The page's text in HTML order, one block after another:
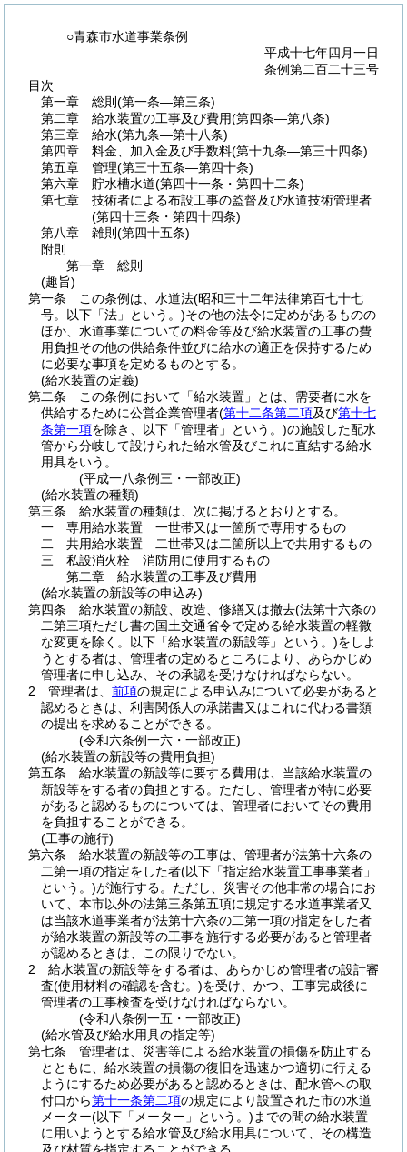
○青森市水道事業条例
平成十七年四月一日
条例第二百二十三号
目次
第一章
総則 (第一条―第三条)
第二章
給水装置の工事及び費用(第四条―第八条)
第三章
給水(第九条―第十八条)
第四章
料金、加入金及び手数料(第十九条―第三十四条)
第五章
管理(第三十五条―第四十条)
第六章
貯水槽水道(第四十一条・第四十二条)
第七章
技術者による布設工事の監督及び水道技術管理者
(第四十三条・第四十四条)
第八章
雑則 (第四十五条)
附則
第一章
総則
(趣旨)
第一条
この条例は、水道法(昭和三十二年法律第百七十七
号。以下「法」という。)その他の法令に定めがあるものの
ほか、水道事業についての料金等及び給水装置の工事の費
用負担その他の供給条件並びに給水の適正を保持するため
に必要な事項を定めるものとする。
(給水装置の定義)
第二条
この条例において「給水装置」とは、需要者に水を
供給するために公営企業管理者(第十二条第二項及び第十七
条第一項を除き、以下「管理者」という。)の施設した配水
管から分岐して設けられた給水管及びこれに直結する給水
用具をいう。
(平成一八条例三・一部改正)
(給水装置の種類)
第三条
給水装置の種類は、次に掲げるとおりとする。
一
専用給水装置 一世帯又は一箇所で専用するもの
二
共用給水装置 二世帯又は二箇所以上で共用するもの
三
私設消火栓 消防用に使用するもの
第二章
給水装置の工事及び費用
(給水装置の新設等の申込み)
第四条
給水装置の新設、改造、修繕又は撤去(法第十六条の
二第三項ただし書の国土交通省令で定める給水装置の軽微
な変更を除く。以下「給水装置の新設等」という。)をしよ
うとする者は、管理者の定めるところにより、あらかじめ
管理者に申し込み、その承認を受けなければならない。
2
管理者は、 前項の規定による申込みについて必要があると
認めるときは、利害関係人の承諾書又はこれに代わる書類
の提出を求めることができる。
(令和六条例一六・一部改正)
(給水装置の新設等の費用負担)
第五条
給水装置の新設等に要する費用は、当該給水装置の
新設等をする者の負担とする。 ただし、管理者が特に必要
があると認めるものについては、管理者においてその費用
を負担することができる。
(工事の施行)
第六条
給水装置の新設等の工事は、管理者が法第十六条の
二第一項の指定をした者(以下「指定給水装置工事事業者」
という。)が施行する。 ただし、災害その他非常の場合にお
いて、本市以外の法第三条第五項に規定する水道事業者又
は当該水道事業者が法第十六条の二第一項の指定をした者
が給水装置の新設等の工事を施行する必要があると管理者
が認めるときは、この限りでない。
2
給水装置の新設等をする者は、あらかじめ管理者の設計審
査(使用材料の確認を含む。)を受け、かつ、工事完成後に
管理者の工事検査を受けなければならない。
(令和八条例一五・一部改正)
(給水管及び給水用具の指定等)
第七条
管理者は、災害等による給水装置の損傷を防止する
とともに、給水装置の損傷の復旧を迅速かつ適切に行える
ようにするため必要があると認めるときは、配水管への取
付口から第十一条第二項の規定により設置された市の水道
メーター(以下「メーター」という。) までの間の給水装置
に用いようとする給水管及び給水用具について、その構造